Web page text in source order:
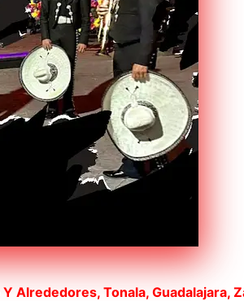
Y Alrededores, Tonala, Guadalajara,